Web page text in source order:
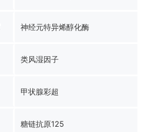
神经元特异烯醇化酶
类风湿因子
甲状腺彩超
糖链抗原125